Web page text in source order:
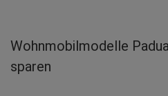
Wohnmobilmodelle
sparen